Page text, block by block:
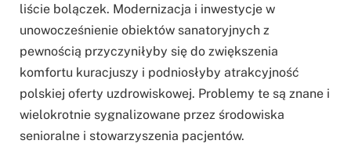
liście bolączek. Modernizacja i inwestycje w
unowocześnienie obiektów sanatoryjnych z
pewnością przyczyniłyby się do zwiększenia
komfortu kuracjuszy i podniosłyby atrakcyjność
polskiej oferty uzdrowiskowej. Problemy te są znane i
wielokrotnie sygnalizowane przez środowiska
senioralne i stowarzyszenia pacjentów.